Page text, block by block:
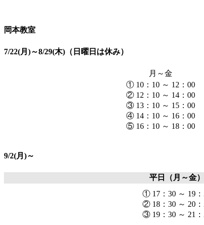
岡本教室
7/22(月)～8/29(木)（日曜日は休み）
月～金
① 10：10 ～ 12：00
② 12：10 ～ 14：00
③ 13：10 ～ 15：00
④ 14：10 ～ 16：00
⑤ 16：10 ～ 18：00
9/2(月)～
平日（月～金）
① 17：30 ～ 19
② 18：30 ～ 20
③ 19：30 ～ 21